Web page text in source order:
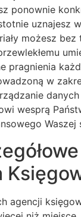
uznajesz
możesz
w
wesprą
agencji